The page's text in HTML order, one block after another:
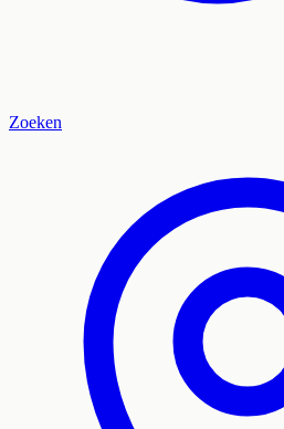
Zoeken